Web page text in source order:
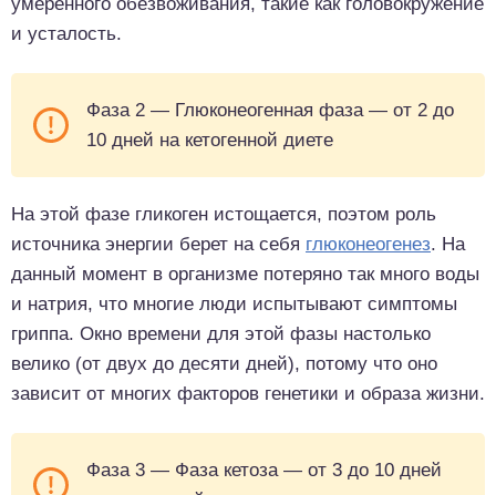
и усталость.
Фаза 2 — Глюконеогенная фаза — от 2 до
10 дней на кетогенной диете
На этой фазе гликоген истощается, поэтом роль
источника энергии берет на себя глюконеогенез. На
данный момент в организме потеряно так много воды
и натрия, что многие люди испытывают симптомы
гриппа. Окно времени для этой фазы настолько
велико (от двух до десяти дней), потому что оно
зависит от многих факторов генетики и образа жизни.
Фаза 3 — Фаза кетоза — от 3 до 10 дней